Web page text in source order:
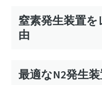
窒素発生装置
由
最適なN2発生